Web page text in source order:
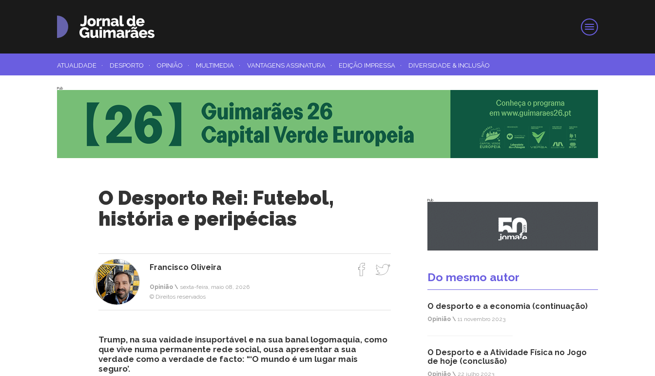
ATUALIDADE · DESPORTO · OPINIÃO · MULTIMEDIA · VANTAGENS ASSINATURA · EDIÇÃO IMPRESSA · DIVERSIDADE & INCLUSÃO
Pub
O Desporto Rei: Futebol,
história e peripécias
Francisco Oliveira
Opinião \ sexta-feira, maio 08, 2026
© Direitos reservados
Trump, na sua vaidade insuportável e na sua banal logomaquia, como
que vive numa permanente rede social, ousa apresentar a sua
verdade como a verdade de facto: “‘O mundo é um lugar mais
seguro’.
Pub
Do mesmo autor
O desporto e a economia (continuação)
Opinião \ 11 novembro 2023
O Desporto e a Atividade Física no Jogo
de hoje (conclusão)
Opinião \ 22 julho 2023